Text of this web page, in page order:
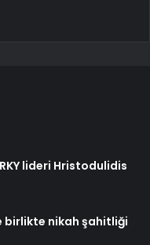
lideri Hristodulidis
birlikte nikah şahitliği